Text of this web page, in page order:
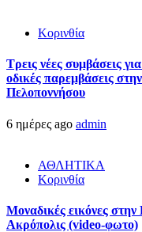
Κορινθία
Τρεις νέες συμβάσεις
οδικές παρεμβάσεις
Πελοποννήσου
6 ημέρες ago admin
ΑΘΛΗΤΙΚΑ
Κορινθία
Μοναδικές εικόνες
Ακρόπολις (video-φωτο)